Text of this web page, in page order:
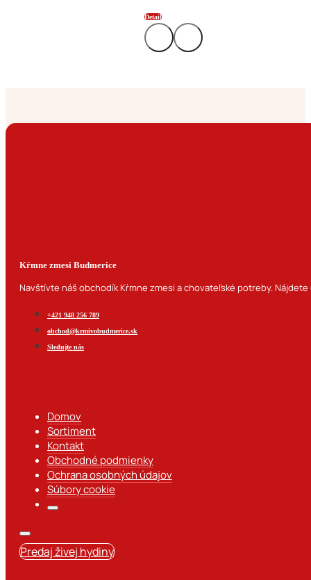
Detail
Kŕmne zmesi Budmerice
Navštívte náš obchodík Kŕmne zmesi a chovateľské potreby.
+421 948 256 789
obchod@krmivobudmerice.sk
Sledujte nás
Domov
Sortiment
Kontakt
Obchodné podmienky
Ochrana osobných údajov
Súbory cookie
Predaj živej hydiny